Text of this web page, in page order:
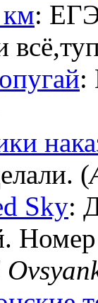
:
:
(
Sky: